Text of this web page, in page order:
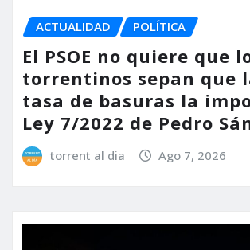
ACTUALIDAD POLÍTICA
El PSOE no quiere que
torrentinos sepan que
tasa de basuras la
Ley 7/2022 de Pedro
torrent al dia Ago 7, 2026